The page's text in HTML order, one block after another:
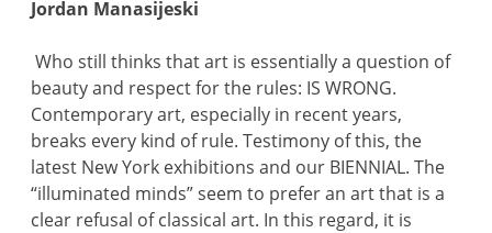
Jordan Manasijeski
Who still thinks that art is essentially a question of
beauty and respect for the rules: IS WRONG.
Contemporary art, especially in recent years,
breaks every kind of rule. Testimony of this, the
latest New York exhibitions and our BIENNIAL. The
“illuminated minds” seem to prefer an art that is a
clear refusal of classical art. In this regard, it is